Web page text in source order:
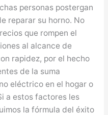
personas postergan
reparar su horno. No
que rompen el
al alcance de
rapidez, por el hecho
de la suma
eléctrico en el hogar o
a estos factores les
la fórmula del éxito